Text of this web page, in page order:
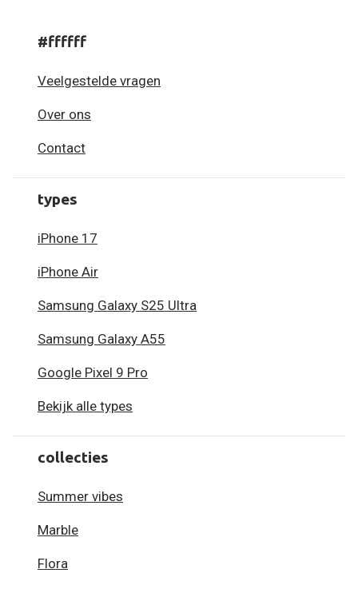
#ffffff
Veelgestelde vragen
Over ons
Contact
types
iPhone 17
iPhone Air
Samsung Galaxy S25 Ultra
Samsung Galaxy A55
Google Pixel 9 Pro
Bekijk alle types
collecties
Summer vibes
Marble
Flora